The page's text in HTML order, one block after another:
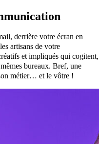
derrière votre écran en
artisans de votre
et impliqués qui cogitent,
bureaux. Bref, une
métier… et le vôtre !